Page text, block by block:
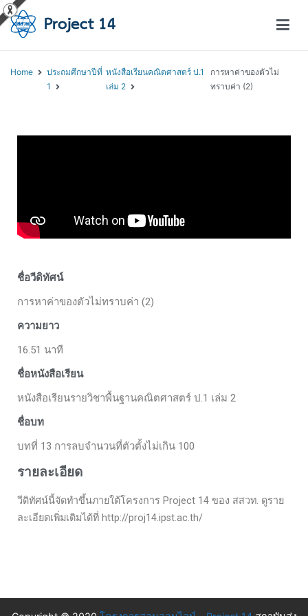
Home
ประถมศึกษาปีที่
1
หนังสือเรียนคณิตศาสตร์ ป.1
เล่ม 2
การหาค่าของตัวไม่
ทราบค่า (2)
ชื่อวีดิทัศน์
การหาค่าของตัวไม่ทราบค่า (2)
ความยาว
16.51 นาที
ชื่อหนังสือเรียน
หนังสือเรียนรายวิชาพื้นฐานคณิตศาสตร์ ป.1 เล่ม 2
ชื่อบท
บทที่ 13 การลบจำนวนที่ตัวตั้งไม่เกิน 100
รายละเอียด
วีดิทัศน์นี้จัดทำขึ้นภายใต้โครงการ Project 14 ของ สสวท. ดูราย
ละเอียดเพิ่มเติมได้ที่ http://proj14.ipst.ac.th/